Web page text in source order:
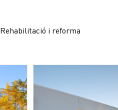
Rehabilitació i reforma